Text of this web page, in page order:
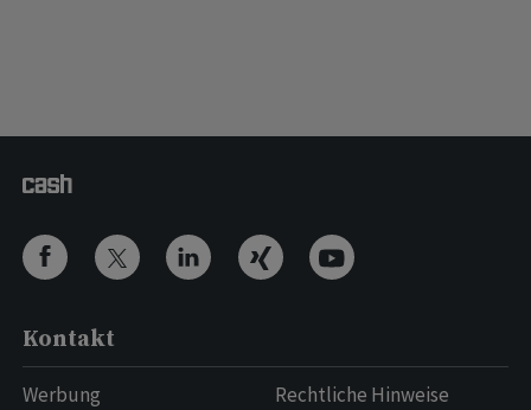
Kontakt
Werbung
Rechtliche Hinweise